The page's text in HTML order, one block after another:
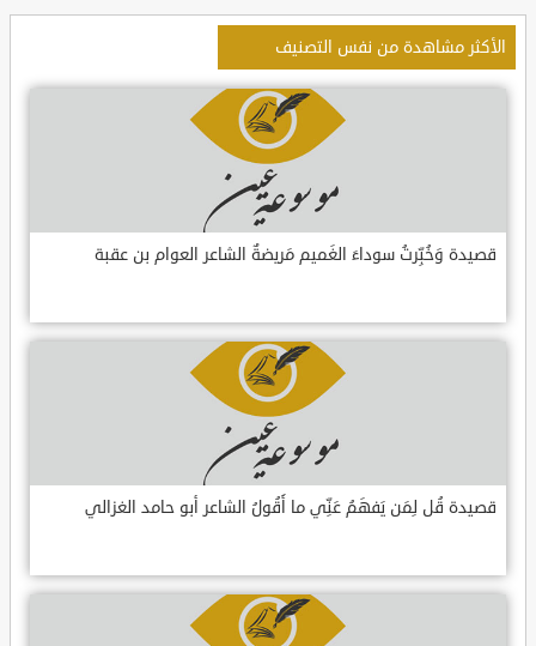
الأكثر مشاهدة من نفس التصنيف
قصيدة وَخُبِّرتُ سوداءَ الغَميم مَريضةٌ الشاعر العوام بن عقبة
قصيدة قُل لِمَن يَفهَمُ عَنِّي ما أَقُولُ الشاعر أبو حامد الغزالي